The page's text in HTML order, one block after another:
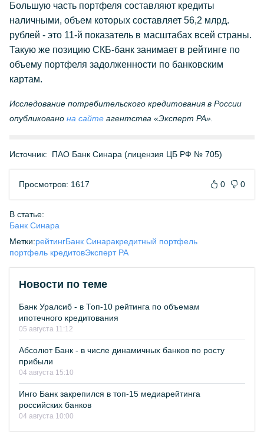
Большую часть портфеля составляют кредиты
наличными, объем которых составляет 56,2 млрд.
рублей - это 11-й показатель в масштабах всей страны.
Такую же позицию СКБ-банк занимает в рейтинге по
объему портфеля задолженности по банковским
картам.
Исследование потребительского кредитования в России
опубликовано на сайте агентства «Эксперт РА».
Источник: ПАО Банк Синара (лицензия ЦБ РФ № 705)
Просмотров: 1617 0 0
В статье:
Банк Синара
Метки:рейтингБанк Синаракредитный портфель
портфель кредитовЭксперт РА
Новости по теме
Банк Уралсиб - в Топ-10 рейтинга по объемам
ипотечного кредитования
05 августа 11:12
Абсолют Банк - в числе динамичных банков по росту
прибыли
04 августа 15:10
Инго Банк закрепился в топ-15 медиарейтинга
российских банков
04 августа 10:00